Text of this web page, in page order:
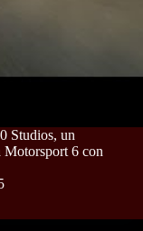
Studios, un
Motorsport 6 con